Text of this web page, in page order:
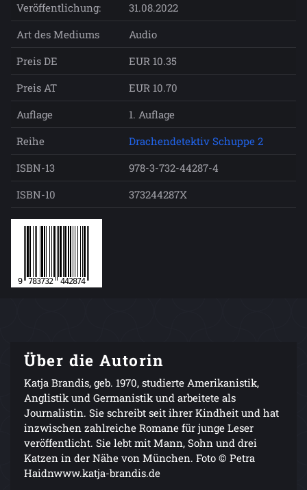
Veröffentlichung:
31.08.2022
Art des Mediums
Audio
Preis DE
EUR 10.35
Preis AT
EUR 10.70
Auflage
1. Auflage
Reihe
Drachendetektiv Schuppe 2
ISBN-13
978-3-732-44287-4
ISBN-10
373244287X
Über die Autorin
Katja Brandis, geb. 1970, studierte Amerikanistik,
Anglistik und Germanistik und arbeitete als
Journalistin. Sie schreibt seit ihrer Kindheit und hat
inzwischen zahlreiche Romane für junge Leser
veröffentlicht. Sie lebt mit Mann, Sohn und drei
Katzen in der Nähe von München. Foto © Petra
Haidnwww.katja-brandis.de